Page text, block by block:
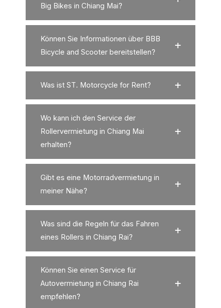
Big Bikes in Chiang Mai?
Können Sie Informationen über BBB
Bicycle and Scooter bereitstellen?
Was ist ST. Motorcycle for Rent?
Wo kann ich den Service der
Rollervermietung in Chiang Mai
erhalten?
Gibt es eine Motorradvermietung in
meiner Nähe?
Was sind die Regeln für das Fahren
eines Rollers in Chiang Rai?
Können Sie einen Service für
Autovermietung in Chiang Rai
empfehlen?